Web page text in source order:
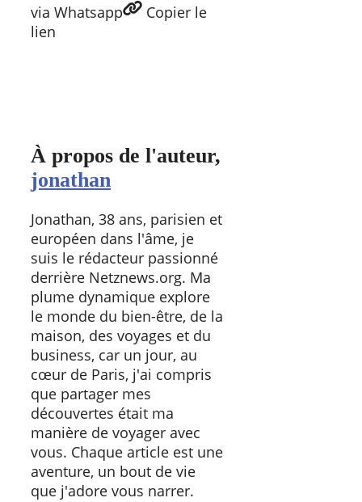
via Whatsapp
Copier le
lien
À propos de l'auteur,
jonathan
Jonathan, 38 ans, parisien et
européen dans l'âme, je
suis le rédacteur passionné
derrière Netznews.org. Ma
plume dynamique explore
le monde du bien-être, de la
maison, des voyages et du
business, car un jour, au
cœur de Paris, j'ai compris
que partager mes
découvertes était ma
manière de voyager avec
vous. Chaque article est une
aventure, un bout de vie
que j'adore vous narrer.